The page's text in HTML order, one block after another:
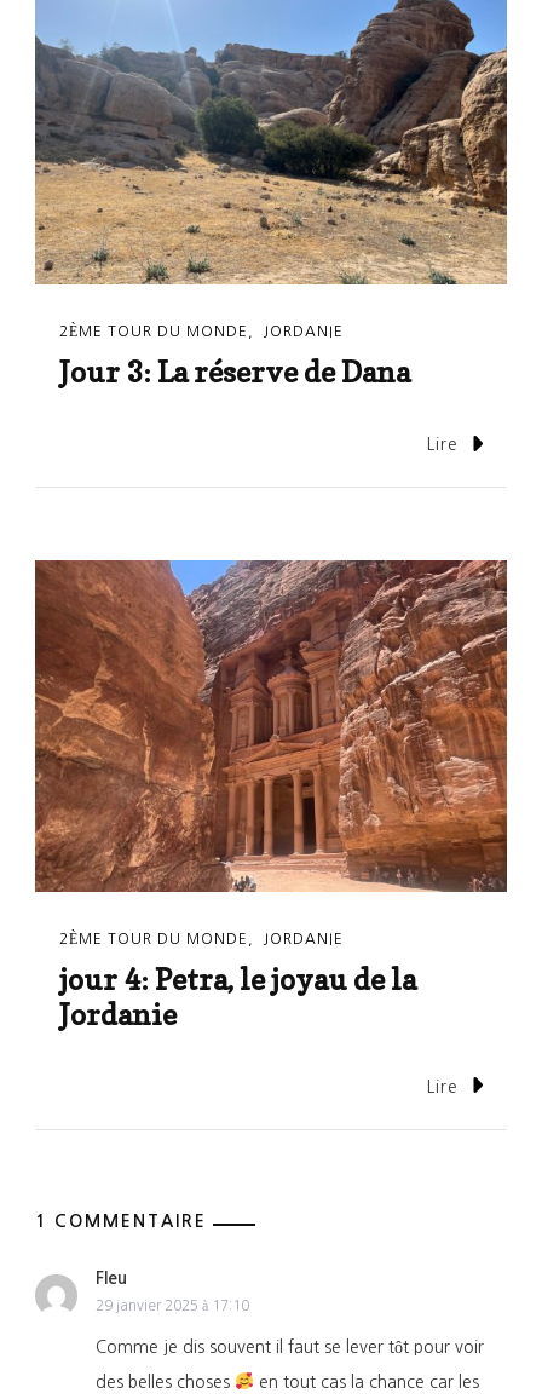
2ÈME TOUR DU MONDE JORDANIE
Jour 3: La réserve de Dana
Lire
2ÈME TOUR DU MONDE JORDANIE
jour 4: Petra, le joyau de la
Jordanie
Lire
1 COMMENTAIRE
Fleu
29 janvier 2025 à 17:10
Comme je dis souvent il faut se lever tôt pour voir
des belles choses en tout cas la chance car les